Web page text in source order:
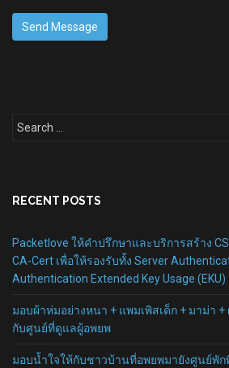
RECENT POSTS
Packetlove ให้คำปรึกษาและบริการสร้าง
CA-Cert เพื่อให้รองรับทั้ง Server
Authentication Extended Key Usage (EKU)
มอบผ้าห่มอย่างหนา + แพมเพิสเด็ก + มาม่า
กับศูนย์ที่ดูแลผู้อพยพ
มอบน้ำใจให้กับชาวบ้านที่อพยพมายังศูนย์พัก